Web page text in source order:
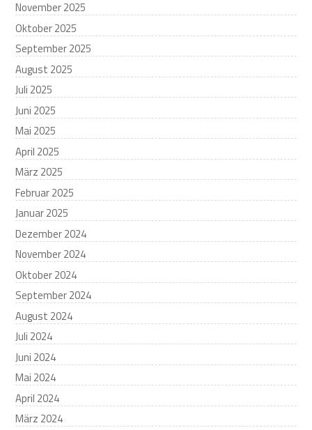
November 2025
Oktober 2025
September 2025
August 2025
Juli 2025
Juni 2025
Mai 2025
April 2025
März 2025
Februar 2025
Januar 2025
Dezember 2024
November 2024
Oktober 2024
September 2024
August 2024
Juli 2024
Juni 2024
Mai 2024
April 2024
März 2024